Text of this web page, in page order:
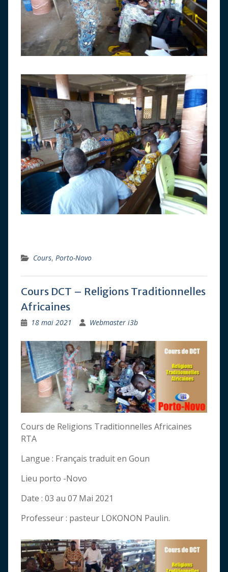
Cours, Porto-Novo
Cours DCT – Religions Traditionnelles
Africaines
18 mai 2021 Webmaster i3b
Cours de Religions Traditionnelles Africaines
RTA
Langue : Français traduit en Goun
Lieu porto -Novo
Date : 03 au 07 Mai 2021
Professeur : pasteur LOKONON Paulin.